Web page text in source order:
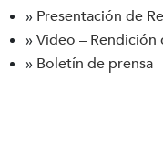
» Presentación de
» Video – Rendición
» Boletín de prensa